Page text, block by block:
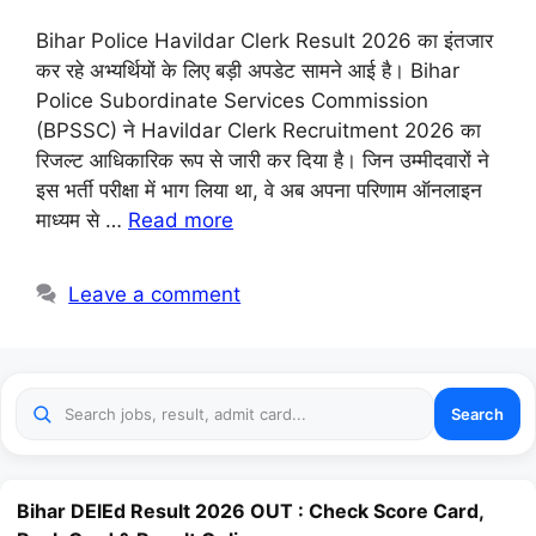
Bihar Police Havildar Clerk Result 2026 का इंतजार
कर रहे अभ्यर्थियों के लिए बड़ी अपडेट सामने आई है। Bihar
Police Subordinate Services Commission
(BPSSC) ने Havildar Clerk Recruitment 2026 का
रिजल्ट आधिकारिक रूप से जारी कर दिया है। जिन उम्मीदवारों ने
इस भर्ती परीक्षा में भाग लिया था, वे अब अपना परिणाम ऑनलाइन
माध्यम से … Read more
Leave a comment
Search
Bihar DElEd Result 2026 OUT : Check Score Card,